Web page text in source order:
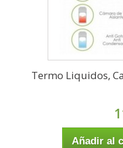
Termo Liquidos,
Añadir al